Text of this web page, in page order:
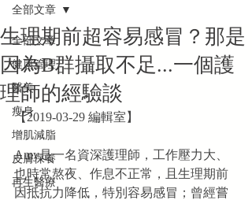
全部文章
健康管理
醫美
瘦身
增肌減脂
皮膚保養
再生醫療
全部文章
生理期前超容易感冒？那是
因為B群攝取不足...一個護
理師的經驗談
【2019-03-29 編輯室】
Amy是一名資深護理師，工作壓力大、
也時常熬夜、作息不正常，且生理期前
因抵抗力降低，特別容易感冒；曾經嘗